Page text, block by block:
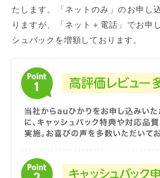
たします。「ネットのみ」のお申し
りますが、「ネット＋電話」でお申
シュバックを増額しております。